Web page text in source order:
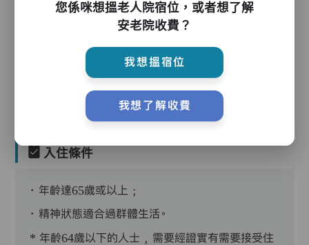
護理評估、執藥、核派藥、量度生命表徵、協助沐
浴、餵飯、換尿片
入住條件
．年齡達65歲或以上﹔
．精神狀態適合過群體生活。
* 年齡64歲以下的人士﹐需要經證實有需要接受住
您係咪想搵老人院宿位，或者想了解
安老院收費？
我想搵宿位
我想了解收費